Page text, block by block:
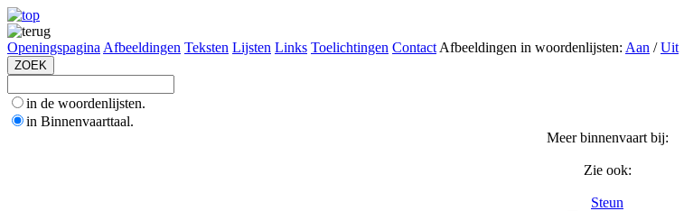
Openingspagina Afbeeldingen Teksten Lijsten Links Toelichtingen Contact Afbeeldingen in woordenlijsten: Aan /Uit
in de woordenlijsten.
in Binnenvaarttaal.
Meer binnenvaart bij:
Zie ook:
Steun